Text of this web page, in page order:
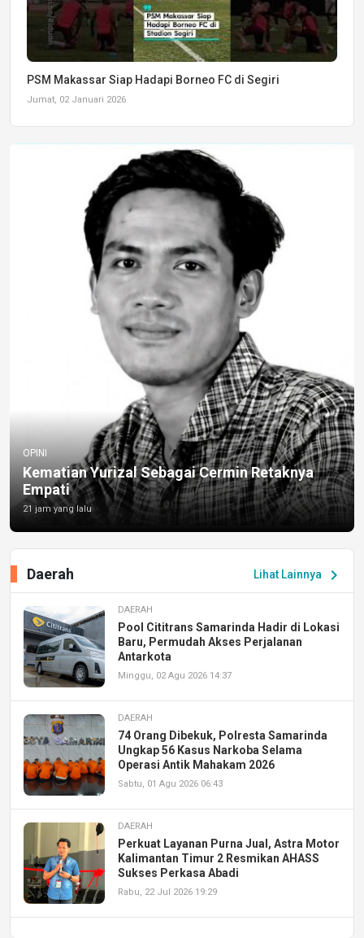
PSM Makassar Siap Hadapi Borneo FC di Segiri
Jumat, 02 Januari 2026
OPINI
Kematian Yurizal Sebagai Cermin Retaknya
Empati
21 jam yang lalu
Lihat Lainnya chevron_right
Daerah
DAERAH
Pool Cititrans Samarinda Hadir di Lokasi
Baru, Permudah Akses Perjalanan
Antarkota
Minggu, 02 Agu 2026 14:37
DAERAH
74 Orang Dibekuk, Polresta Samarinda
Ungkap 56 Kasus Narkoba Selama
Operasi Antik Mahakam 2026
Sabtu, 01 Agu 2026 06:43
DAERAH
Perkuat Layanan Purna Jual, Astra Motor
Kalimantan Timur 2 Resmikan AHASS
Sukses Perkasa Abadi
Rabu, 22 Jul 2026 19:29